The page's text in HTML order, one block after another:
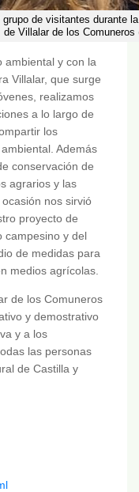
de visitantes durante
de Villalar de los Comuneros
ambiental y con la
Villalar, que surge
realizamos
a lo largo de
los
Además
conservación de
agrarios y las
nos sirvió
proyecto de
campesino y del
de medidas para
medios agrícolas.
de los Comuneros
y demostrativo
y a los
las personas
de Castilla y